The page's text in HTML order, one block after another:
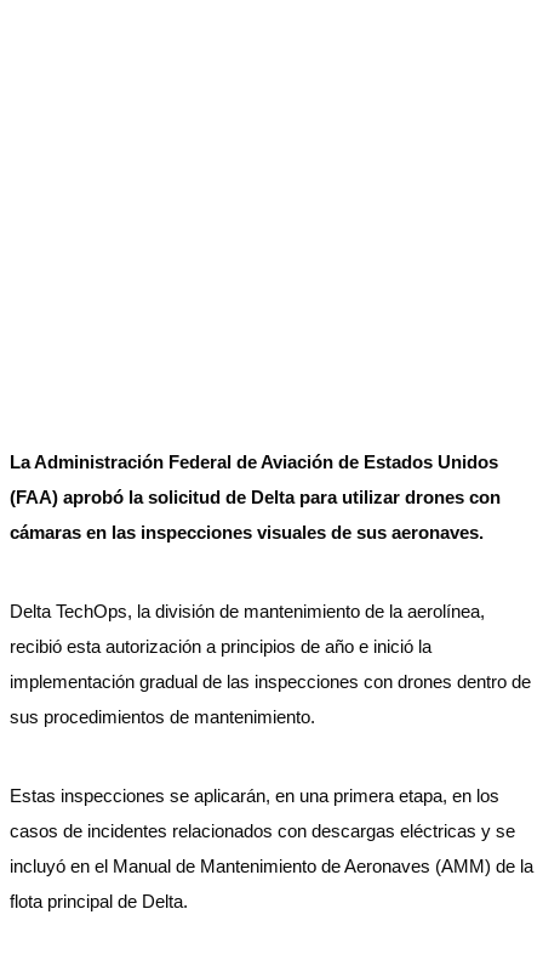
La Administración Federal de Aviación de Estados Unidos
(FAA) aprobó la solicitud de Delta para utilizar drones con
cámaras en las inspecciones visuales de sus aeronaves.
Delta TechOps, la división de mantenimiento de la aerolínea,
recibió esta autorización a principios de año e inició la
implementación gradual de las inspecciones con drones dentro de
sus procedimientos de mantenimiento.
Estas inspecciones se aplicarán, en una primera etapa, en los
casos de incidentes relacionados con descargas eléctricas y se
incluyó en el Manual de Mantenimiento de Aeronaves (AMM) de la
flota principal de Delta.